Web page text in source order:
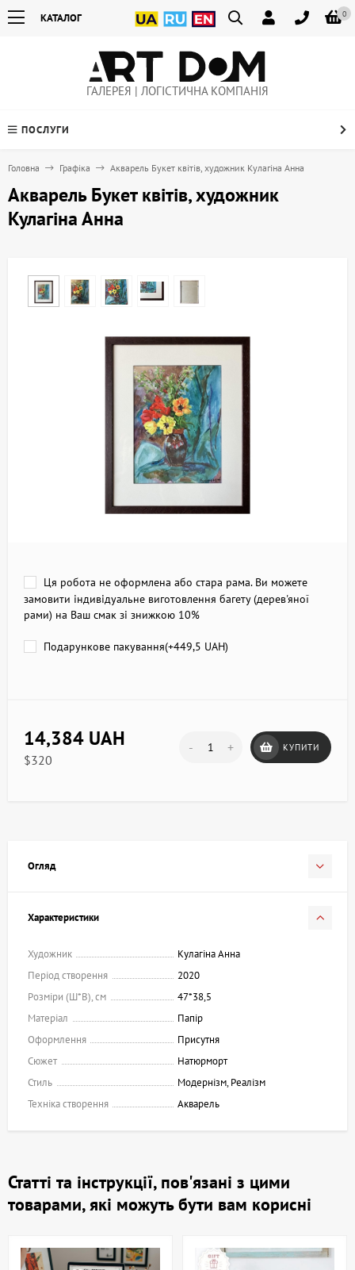
0
КАТАЛОГ
ГАЛЕРЕЯ | ЛОГІСТИЧНА КОМПАНІЯ
ПОСЛУГИ
Головна Графіка Акварель Букет квітів, художник Кулагіна Анна
Акварель Букет квітів, художник
Кулагіна Анна
Ця робота не оформлена або стара рама. Ви можете
замовити індивідуальне виготовлення багету (дерев'яної
рами) на Ваш смак зі знижкою 10%
Подарункове пакування(+449,5 UAH)
14,384 UAH
$320
- + КУПИТИ
Огляд
Характеристики
Художник
Кулагіна Анна
Період створення
2020
Розміри (Ш*В), см
47*38,5
Матеріал
Папір
Оформлення
Присутня
Сюжет
Натюрморт
Стиль
Модернізм, Реалізм
Техніка створення
Акварель
Статті та інструкції, пов'язані з цими
товарами, які можуть бути вам корисні